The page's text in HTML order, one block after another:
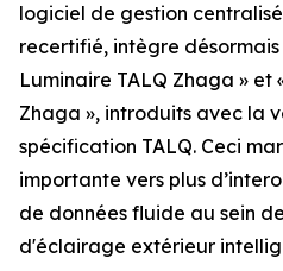
logiciel de gestion
recertifié, intègre désormais
Luminaire TALQ Zhaga » et
Zhaga », introduits avec la
spécification TALQ. Ceci
importante vers plus
de données fluide au sein
d'éclairage extérieur